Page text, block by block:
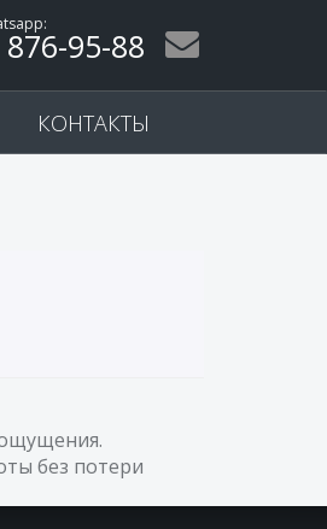
:
876-95-88
КОНТАКТЫ
без потери